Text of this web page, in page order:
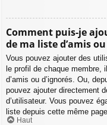
Comment puis-je
de ma liste d’amis ou
Vous pouvez ajouter des
le profil de chaque membre,
d’amis ou d’ignorés. Ou,
pouvez ajouter directement
d’utilisateur. Vous pouvez
liste depuis cette même
Haut